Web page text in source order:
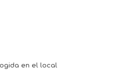
en el local